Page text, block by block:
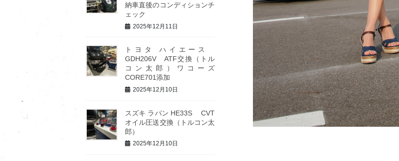
納車直後のコンディションチ
ェック
2025年12月11日
トヨタ ハイエース
GDH206V ATF交換（トル
コン太郎）ワコーズ
CORE701添加
2025年12月10日
スズキ ラパン HE33S CVT
オイル圧送交換（トルコン太
郎）
2025年12月10日